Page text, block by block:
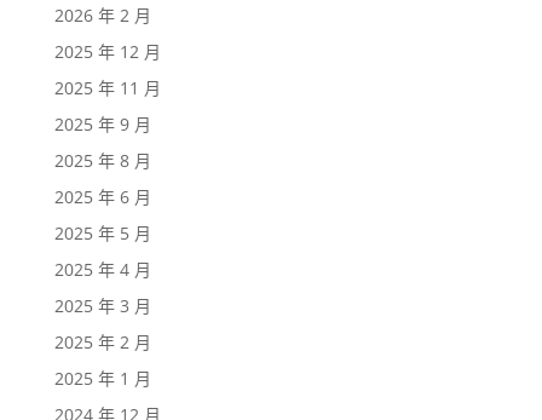
2026 年 2 月
2025 年 12 月
2025 年 11 月
2025 年 9 月
2025 年 8 月
2025 年 6 月
2025 年 5 月
2025 年 4 月
2025 年 3 月
2025 年 2 月
2025 年 1 月
2024 年 12 月